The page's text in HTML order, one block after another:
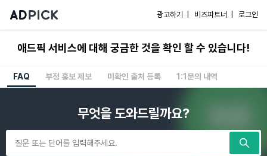
광고하기 | 비즈파트너 | 로그인
애드픽 서비스에 대해 궁금한 것을 확인 할 수 있습니다!
FAQ 부정 홍보 제보 미확인 출처 등록 1:1문의 내역
무엇을 도와드릴까요?